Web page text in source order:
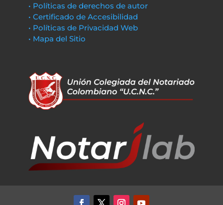
• Políticas de derechos de autor
• Certificado de Accesibilidad
• Políticas de Privacidad Web
• Mapa del Sitio